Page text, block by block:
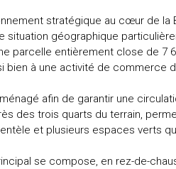
stratégique au cœur de
situation géographique
parcelle entièrement close de 7
bien à une activité de commerce
afin de garantir une
des trois quarts du terrain,
et plusieurs espaces verts
se compose, en rez-de-